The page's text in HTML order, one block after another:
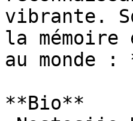
vibrante.
la
au monde :
**Bio**